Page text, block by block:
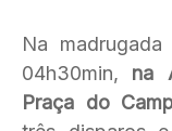
Na
04h30min, na
Praça do